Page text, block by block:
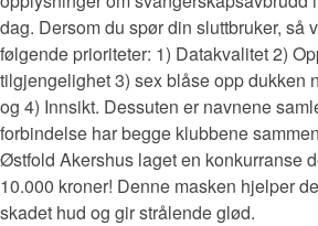
dag. Dersom du spør din sluttbruker, så
følgende prioriteter: 1) Datakvalitet 2)
tilgjengelighet 3) sex blåse opp dukken
og 4) Innsikt. Dessuten er navnene
forbindelse har begge klubbene
Østfold Akershus laget en konkurranse
10.000 kroner! Denne masken hjelper
skadet hud og gir strålende glød.